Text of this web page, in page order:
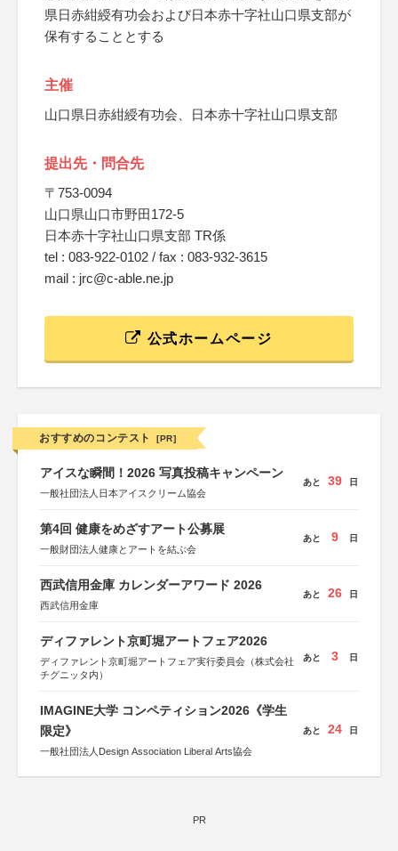
県日赤紺綬有功会および日本赤十字社山口県支部が
保有することとする
主催
山口県日赤紺綬有功会、日本赤十字社山口県支部
提出先・問合先
〒753-0094
山口県山口市野田172-5
日本赤十字社山口県支部 TR係
tel : 083-922-0102 / fax : 083-932-3615
mail : jrc@c-able.ne.jp
公式ホームページ
おすすめのコンテスト [PR]
アイスな瞬間！2026 写真投稿キャンペーン
一般社団法人日本アイスクリーム協会
あと 39 日
第4回 健康をめざすアート公募展
一般財団法人健康とアートを結ぶ会
あと 9 日
西武信用金庫 カレンダーアワード 2026
西武信用金庫
あと 26 日
ディファレント京町堀アートフェア2026
ディファレント京町堀アートフェア実行委員会（株式会社
チグニッタ内）
あと 3 日
IMAGINE大学 コンペティション2026《学生
限定》
一般社団法人Design Association Liberal Arts協会
あと 24 日
PR